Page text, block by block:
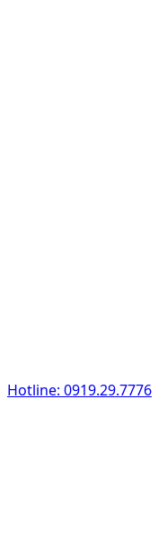
Hotline: 0919.29.7776